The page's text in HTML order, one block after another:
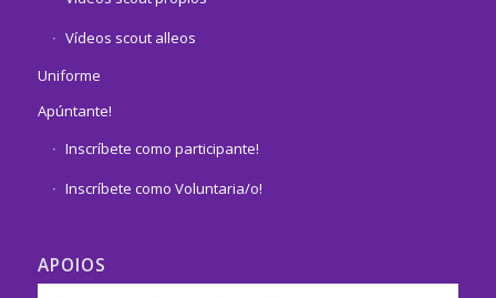
Vídeos scout alleos
Uniforme
Apúntante!
Inscríbete como participante!
Inscríbete como Voluntaria/o!
APOIOS